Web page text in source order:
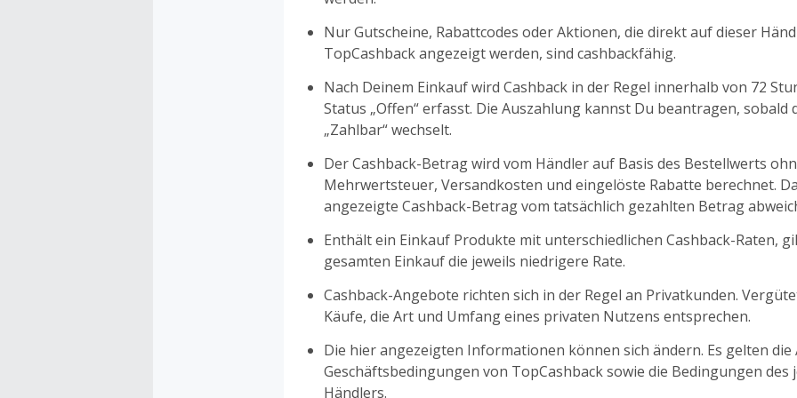
Nur Gutscheine, Rabattcodes oder Aktionen, die direkt auf dieser
TopCashback angezeigt werden, sind cashbackfähig.
Nach Deinem Einkauf wird Cashback in der Regel innerhalb von 72
Status „Offen“ erfasst. Die Auszahlung kannst Du beantragen, sobald
„Zahlbar“ wechselt.
Der Cashback-Betrag wird vom Händler auf Basis des Bestellwerts
Mehrwertsteuer, Versandkosten und eingelöste Rabatte berechnet.
angezeigte Cashback-Betrag vom tatsächlich gezahlten Betrag
Enthält ein Einkauf Produkte mit unterschiedlichen Cashback-Raten,
gesamten Einkauf die jeweils niedrigere Rate.
Cashback-Angebote richten sich in der Regel an Privatkunden.
Käufe, die Art und Umfang eines privaten Nutzens entsprechen.
Die hier angezeigten Informationen können sich ändern. Es gelten die
Geschäftsbedingungen von TopCashback sowie die Bedingungen des
Händlers.